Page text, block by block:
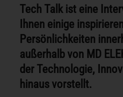
Tech Talk ist eine
Ihnen einige
Persönlichkeiten
außerhalb von MD
der Technologie,
hinaus vorstellt.